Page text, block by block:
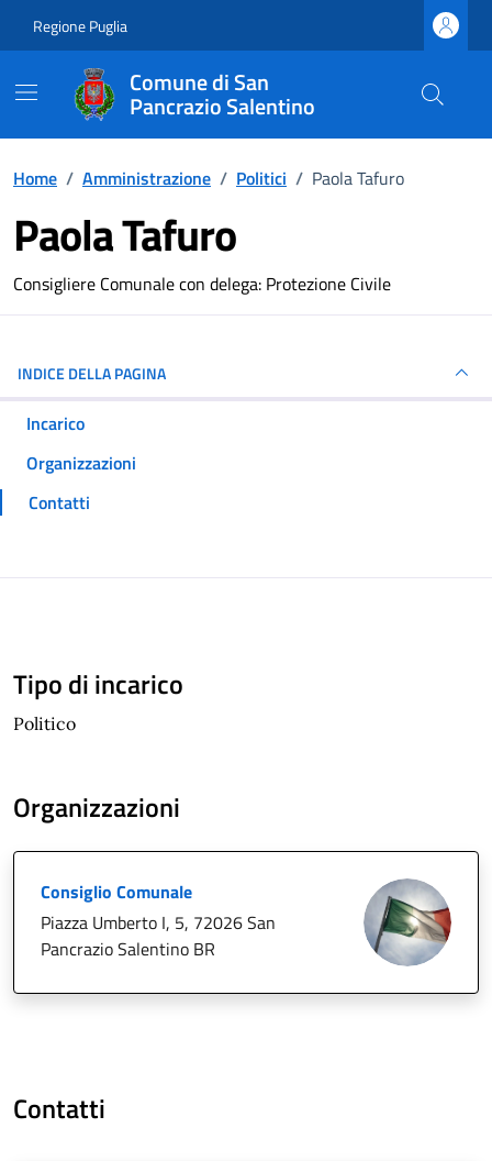
Regione Puglia
Comune di San
Pancrazio Salentino
Home / Amministrazione / Politici / Paola Tafuro
Paola Tafuro
Dettagli della persona
Consigliere Comunale con delega: Protezione Civile
INDICE DELLA PAGINA
Incarico
Organizzazioni
Contatti
Tipo di incarico
Politico
Organizzazioni
Consiglio Comunale
Piazza Umberto I, 5, 72026 San
Pancrazio Salentino BR
Contatti